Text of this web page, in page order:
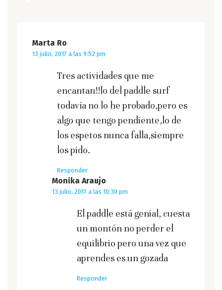
Marta Ro
13 julio, 2017 a las 9:52 pm
Tres actividades que me
encantan!!lo del paddle surf
todavía no lo he probado,pero es
algo que tengo pendiente,lo de
los espetos nunca falla,siempre
los pido.
Responder
Monika Araujo
13 julio, 2017 a las 10:30 pm
El paddle está genial, cuesta
un montón no perder el
equilibrio pero una vez que
aprendes es un gozada
Responder